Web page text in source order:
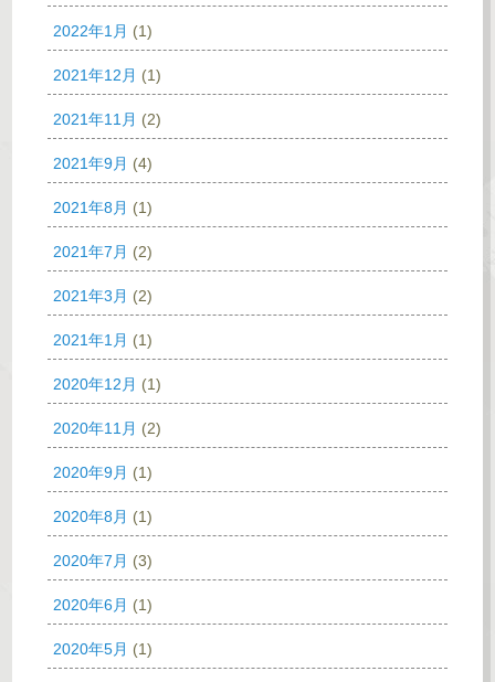
2022年1月 (1)
2021年12月 (1)
2021年11月 (2)
2021年9月 (4)
2021年8月 (1)
2021年7月 (2)
2021年3月 (2)
2021年1月 (1)
2020年12月 (1)
2020年11月 (2)
2020年9月 (1)
2020年8月 (1)
2020年7月 (3)
2020年6月 (1)
2020年5月 (1)